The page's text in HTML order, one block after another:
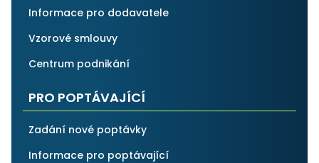
Informace pro dodavatele
Vzorové smlouvy
Centrum podnikání
PRO POPTÁVAJÍCÍ
Zadání nové poptávky
Informace pro poptávající